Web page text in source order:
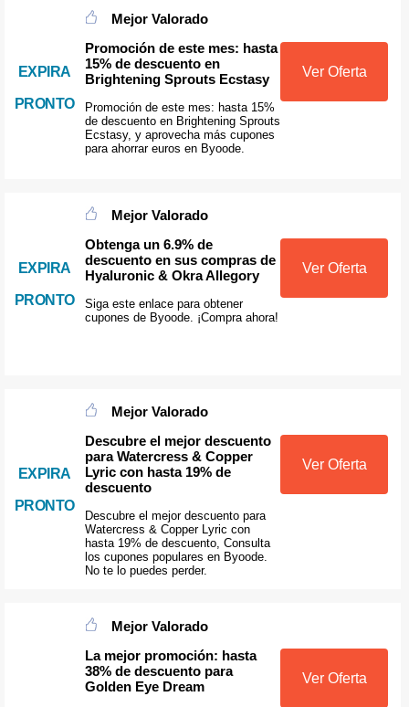
EXPIRA
PRONTO
Mejor Valorado
Promoción de este mes: hasta
15% de descuento en
Brightening Sprouts Ecstasy
Promoción de este mes: hasta 15%
de descuento en Brightening Sprouts
Ecstasy, y aprovecha más cupones
para ahorrar euros en Byoode.
Ver Oferta
EXPIRA
PRONTO
Mejor Valorado
Obtenga un 6.9% de
descuento en sus compras de
Hyaluronic & Okra Allegory
Siga este enlace para obtener
cupones de Byoode. ¡Compra ahora!
Ver Oferta
EXPIRA
PRONTO
Mejor Valorado
Descubre el mejor descuento
para Watercress & Copper
Lyric con hasta 19% de
descuento
Descubre el mejor descuento para
Watercress & Copper Lyric con
hasta 19% de descuento, Consulta
los cupones populares en Byoode.
No te lo puedes perder.
Ver Oferta
Mejor Valorado
La mejor promoción: hasta
38% de descuento para
Golden Eye Dream
Ver Oferta